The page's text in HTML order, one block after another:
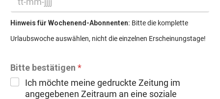
Hinweis für Wochenend-Abonnenten: Bitte die komplette
Urlaubswoche auswählen, nicht die einzelnen Erscheinungstage!
Bitte bestätigen *
Ich möchte meine gedruckte Zeitung im
angegebenen Zeitraum an eine soziale